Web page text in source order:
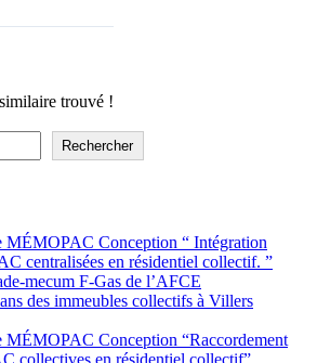
trouvé !
Rechercher
MÉMOPAC Conception “ Intégration
centralisées en résidentiel collectif. ”
mecum F-Gas de l’AFCE
des immeubles collectifs à Villers
MÉMOPAC Conception “Raccordement
collectives en résidentiel collectif”